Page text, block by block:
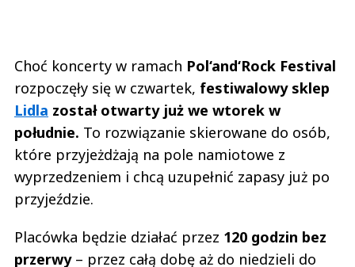
Choć koncerty w ramach Pol‘and‘Rock Festival
rozpoczęły się w czwartek, festiwalowy sklep
Lidla został otwarty już we wtorek w
południe. To rozwiązanie skierowane do osób,
które przyjeżdżają na pole namiotowe z
wyprzedzeniem i chcą uzupełnić zapasy już po
przyjeździe.
Placówka będzie działać przez 120 godzin bez
przerwy– przez całą dobę aż do niedzieli do